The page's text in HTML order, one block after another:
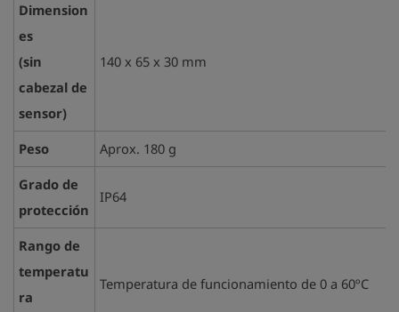
Dimension
es
(sin
cabezal de
sensor)
140 x 65 x 30 mm
Peso
Aprox. 180 g
Grado de
protección
IP64
Rango de
temperatu
ra
Temperatura de funcionamiento de 0 a 60ºC